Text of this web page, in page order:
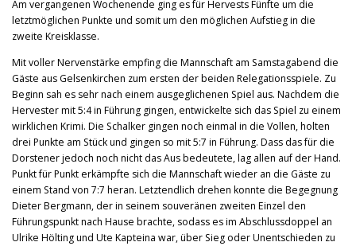
Am vergangenen Wochenende ging es für Hervests Fünfte um die
letztmöglichen Punkte und somit um den möglichen Aufstieg in die
zweite Kreisklasse.
Mit voller Nervenstärke empfing die Mannschaft am Samstagabend die
Gäste aus Gelsenkirchen zum ersten der beiden Relegationsspiele. Zu
Beginn sah es sehr nach einem ausgeglichenen Spiel aus. Nachdem die
Hervester mit 5:4 in Führung gingen, entwickelte sich das Spiel zu einem
wirklichen Krimi. Die Schalker gingen noch einmal in die Vollen, holten
drei Punkte am Stück und gingen so mit 5:7 in Führung. Dass das für die
Dorstener jedoch noch nicht das Aus bedeutete, lag allen auf der Hand.
Punkt für Punkt erkämpfte sich die Mannschaft wieder an die Gäste zu
einem Stand von 7:7 heran. Letztendlich drehen konnte die Begegnung
Dieter Bergmann, der in seinem souveränen zweiten Einzel den
Führungspunkt nach Hause brachte, sodass es im Abschlussdoppel an
Ulrike Hölting und Ute Kapteina war, über Sieg oder Unentschieden zu